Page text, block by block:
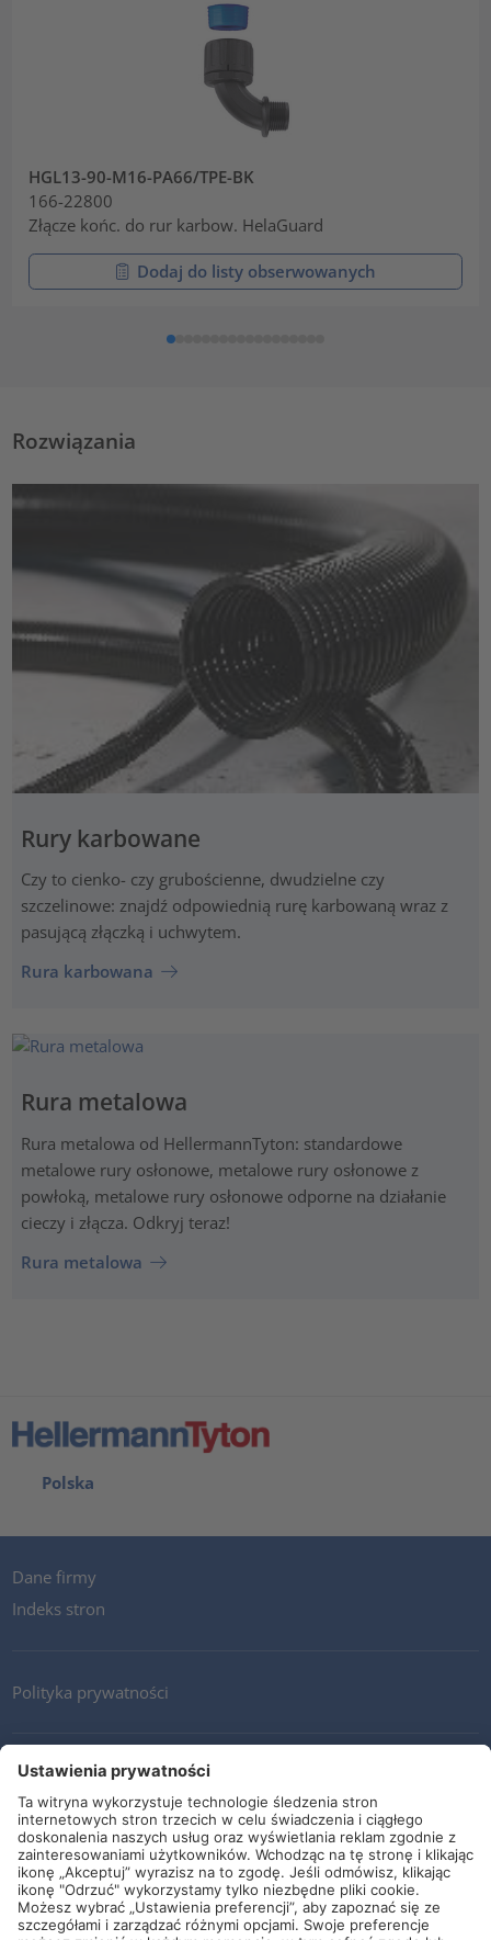
HGL13-90-M16-PA66/TPE-BK
166-22800
Złącze końc. do rur karbow. HelaGuard
Dodaj do listy obserwowanych
Rozwiązania
Rury karbowane
Czy to cienko- czy grubościenne, dwudzielne czy
szczelinowe: znajdź odpowiednią rurę karbowaną wraz z
pasującą złączką i uchwytem.
Rura karbowana
Rura metalowa
Rura metalowa od HellermannTyton: standardowe
metalowe rury osłonowe, metalowe rury osłonowe z
powłoką, metalowe rury osłonowe odporne na działanie
cieczy i złącza. Odkryj teraz!
Rura metalowa
Polska
Dane firmy
Indeks stron
Polityka prywatności
Kontakt
Newsletter